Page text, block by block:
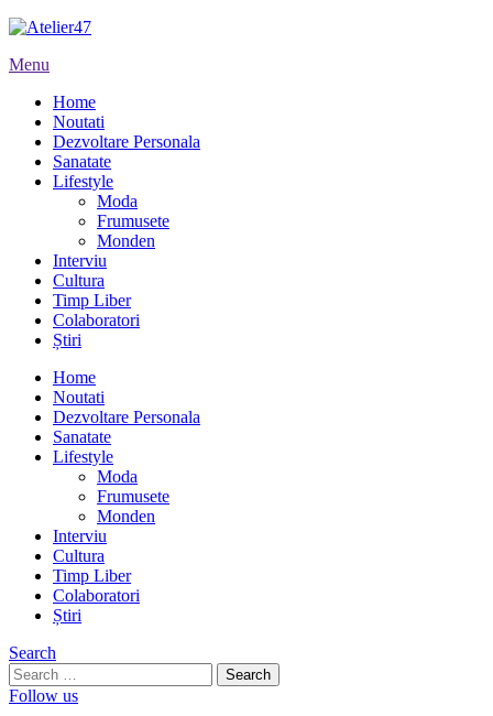
Menu
Home
Noutati
Dezvoltare Personala
Sanatate
Lifestyle
Moda
Frumusete
Monden
Interviu
Cultura
Timp Liber
Colaboratori
Știri
Home
Noutati
Dezvoltare Personala
Sanatate
Lifestyle
Moda
Frumusete
Monden
Interviu
Cultura
Timp Liber
Colaboratori
Știri
Search
Search
for:
Follow us